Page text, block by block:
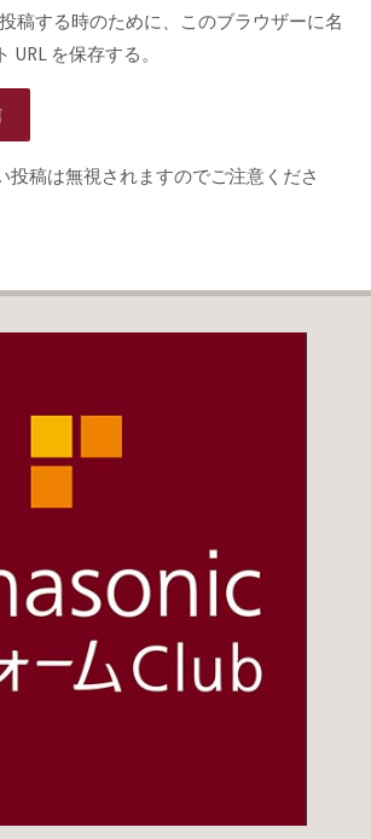
稿する時のために、このブラウザーに名
を保存する。
投稿は無視されますのでご注意くださ